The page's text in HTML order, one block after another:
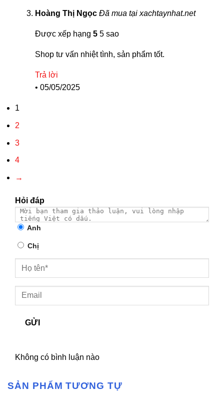
Hoàng Thị Ngọc Đã mua tại xachtaynhat.net
Được xếp hạng 5 5 sao
Shop tư vấn nhiệt tình, sản phẩm tốt.
Trả lời
• 05/05/2025
1
2
3
4
→
Hỏi đáp
Anh
Chị
GỬI
Không có bình luận nào
SẢN PHẨM TƯƠNG TỰ